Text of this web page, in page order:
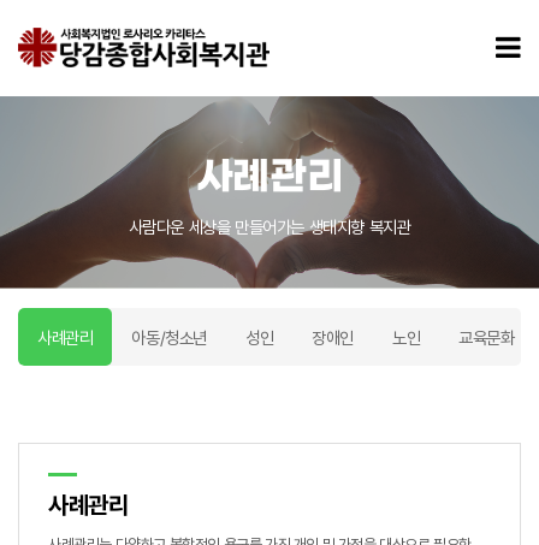
사례관리
사람다운 세상을 만들어가는 생태지향 복지관
사례관리 아동/청소년 성인 장애인 노인 교육문화
사례관리